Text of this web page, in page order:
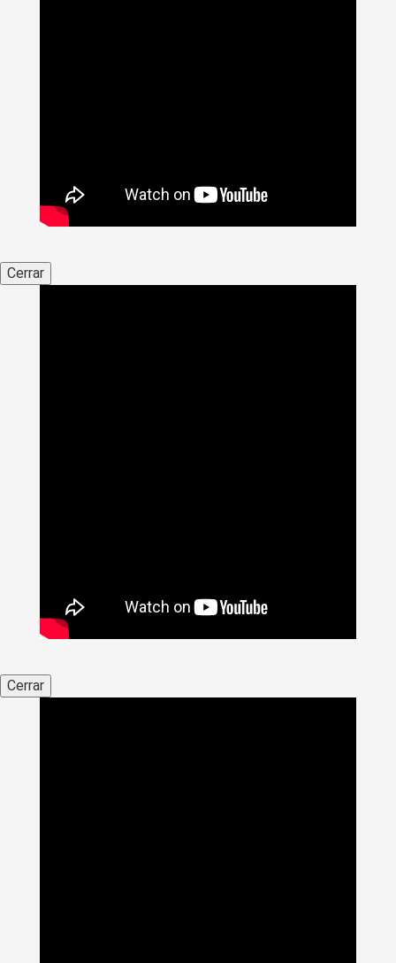
Cerrar
Cerrar